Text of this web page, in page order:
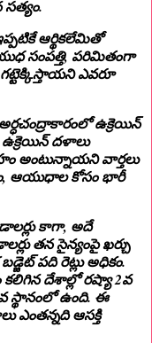
ఆర్థికలేమితో
సంపత్తి, పరిమితంగా
ఎవరూ
ఉక్రెయిన్
ఉక్రెయిన్ దళాలు
అంటున్నాయని వార్తలు
ఆయుధాల కోసం భారీ
కాగా, అదే
తన సైన్యంపై ఖర్చు
పది రెట్లు అధికం.
కలిగిన దేశాల్లో రష్యా 2వ
స్థానంలో ఉంది. ఈ
ఎంతన్నది ఆసక్తి